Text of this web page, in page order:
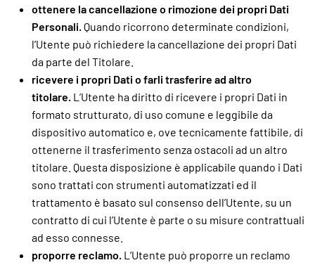
ottenere la cancellazione o rimozione dei propri Dati
Personali. Quando ricorrono determinate condizioni,
l’Utente può richiedere la cancellazione dei propri Dati
da parte del Titolare.
ricevere i propri Dati o farli trasferire ad altro
titolare. L’Utente ha diritto di ricevere i propri Dati in
formato strutturato, di uso comune e leggibile da
dispositivo automatico e, ove tecnicamente fattibile, di
ottenerne il trasferimento senza ostacoli ad un altro
titolare. Questa disposizione è applicabile quando i Dati
sono trattati con strumenti automatizzati ed il
trattamento è basato sul consenso dell’Utente, su un
contratto di cui l’Utente è parte o su misure contrattuali
ad esso connesse.
proporre reclamo. L’Utente può proporre un reclamo